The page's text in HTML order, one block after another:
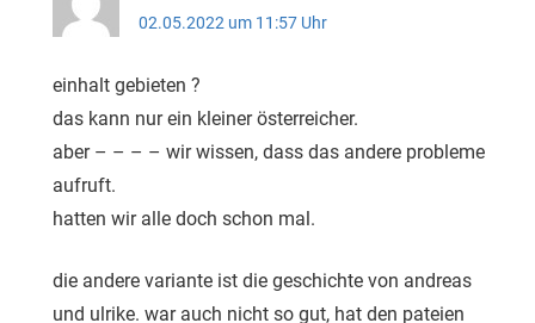
02.05.2022 um 11:57 Uhr
einhalt gebieten ?
das kann nur ein kleiner österreicher.
aber – – – – wir wissen, dass das andere probleme
aufruft.
hatten wir alle doch schon mal.
die andere variante ist die geschichte von andreas
und ulrike. war auch nicht so gut, hat den pateien